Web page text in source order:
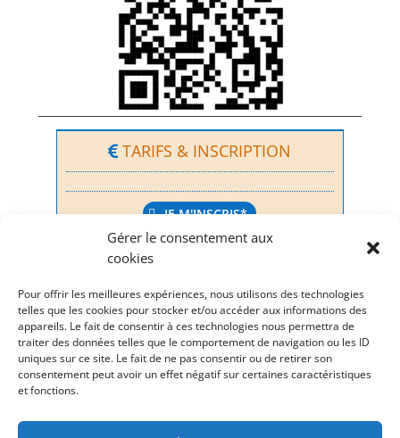
Gérer le consentement aux
cookies
Pour offrir les meilleures expériences, nous utilisons des technologies
telles que les cookies pour stocker et/ou accéder aux informations des
appareils. Le fait de consentir à ces technologies nous permettra de
traiter des données telles que le comportement de navigation ou les ID
uniques sur ce site. Le fait de ne pas consentir ou de retirer son
consentement peut avoir un effet négatif sur certaines caractéristiques
et fonctions.
TARIFS & INSCRIPTION
JE M'INSCRIS*
*J’ai déjà eu un entretien avec un membre de la
UNE QUESTION ?
+33 6 02 18 80 39
LISTE DES "JOURNÉES"